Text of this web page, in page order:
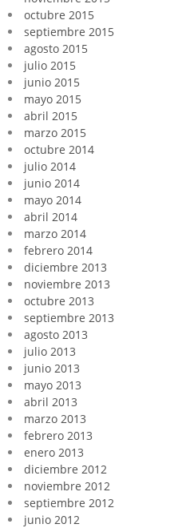
octubre 2015
septiembre 2015
agosto 2015
julio 2015
junio 2015
mayo 2015
abril 2015
marzo 2015
octubre 2014
julio 2014
junio 2014
mayo 2014
abril 2014
marzo 2014
febrero 2014
diciembre 2013
noviembre 2013
octubre 2013
septiembre 2013
agosto 2013
julio 2013
junio 2013
mayo 2013
abril 2013
marzo 2013
febrero 2013
enero 2013
diciembre 2012
noviembre 2012
septiembre 2012
junio 2012